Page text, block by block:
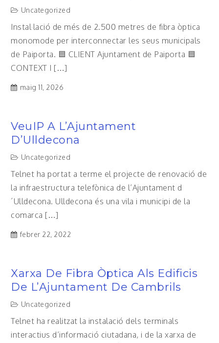
Uncategorized
Instal·lació de més de 2.500 metres de fibra òptica
monomode per interconnectar les seus municipals
de Paiporta. 🟦 CLIENT Ajuntament de Paiporta 🟦
CONTEXT I […]
maig 11, 2026
VeuIP A L’Ajuntament
D’Ulldecona
Uncategorized
Telnet ha portat a terme el projecte de renovació de
la infraestructura telefònica de l’Ajuntament d
´Ulldecona. Ulldecona és una vila i municipi de la
comarca […]
febrer 22, 2022
Xarxa De Fibra Òptica Als Edificis
De L’Ajuntament De Cambrils
Uncategorized
Telnet ha realitzat la instalació dels terminals
interactius d’informació ciutadana, i de la xarxa de